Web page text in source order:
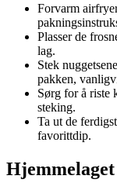
Forvarm
Plasser de
lag.
Stek
pakken,
Sørg for å riste
steking.
Ta ut de
favorittdip.